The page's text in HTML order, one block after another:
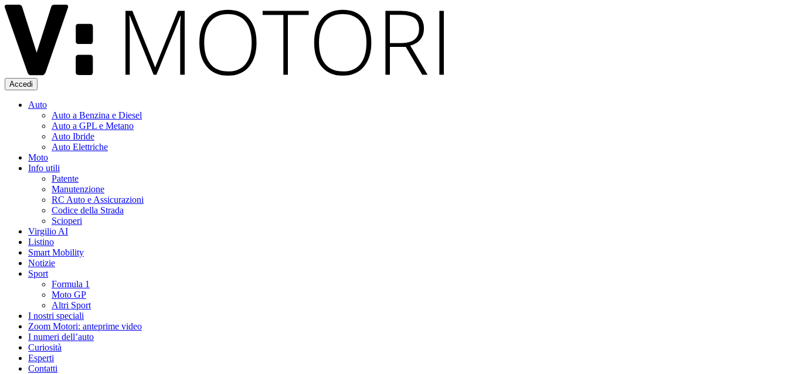
Accedi
Auto
Auto a Benzina e Diesel
Auto a GPL e Metano
Auto Ibride
Auto Elettriche
Moto
Info utili
Patente
Manutenzione
RC Auto e Assicurazioni
Codice della Strada
Scioperi
Virgilio AI
Listino
Smart Mobility
Notizie
Sport
Formula 1
Moto GP
Altri Sport
I nostri speciali
Zoom Motori: anteprime video
I numeri dell’auto
Curiosità
Esperti
Contatti